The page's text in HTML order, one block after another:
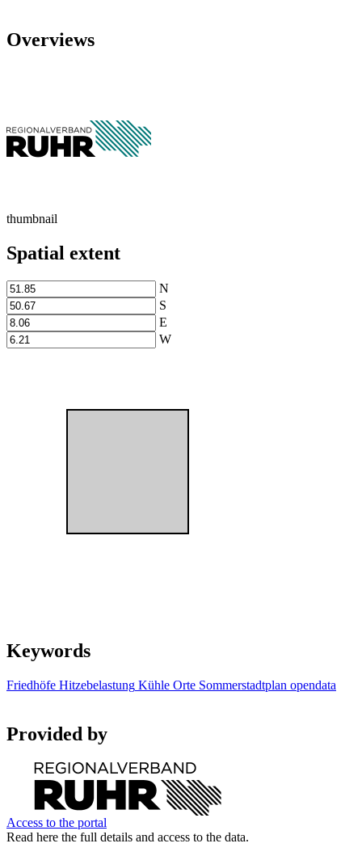
Overviews
thumbnail
Spatial extent
N
S
E
W
Keywords
Friedhöfe Hitzebelastung Kühle Orte Sommerstadtplan opendata
Provided by
Access to the portal
Read here the full details and access to the data.